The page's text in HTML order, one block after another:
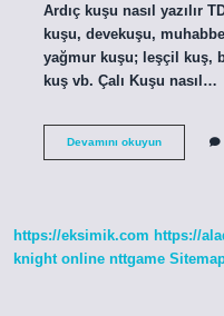
Ardıç kuşu nasıl yazılır
kuşu, devekuşu,
yağmur kuşu; leşçil kuş,
kuş vb. Çalı Kuşu nasıl…
Devamını okuyunDudu
https://eksimik.com https://
knight online nttgame